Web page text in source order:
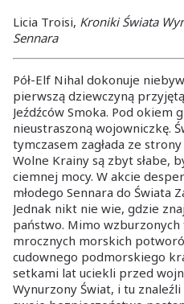
Licia Troisi, Kroniki Świata
Sennara
Pół-Elf Nihal dokonuje
pierwszą dziewczyną
Jeźdźców Smoka. Pod okiem
nieustraszoną wojowniczkę.
tymczasem zagłada ze
Wolne Krainy są zbyt słabe,
ciemnej mocy. W akcie
młodego Sennara do Świata
Jednak nikt nie wie, gdzie
państwo. Mimo
mrocznych morskich
cudownego podmorskiego
setkami lat uciekli przed
Wynurzony Świat, i tu